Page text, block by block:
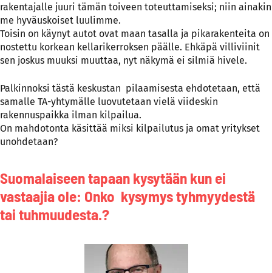
rakentajalle juuri tämän toiveen toteuttamiseksi; niin ainakin
me hyväuskoiset luulimme.
Toisin on käynyt autot ovat maan tasalla ja pikarakenteita on
nostettu korkean kellarikerroksen päälle. Ehkäpä villiviinit
sen joskus muuksi muuttaa, nyt näkymä ei silmiä hivele.
Palkinnoksi tästä keskustan pilaamisesta ehdotetaan, että
samalle TA-yhtymälle luovutetaan vielä viideskin
rakennuspaikka ilman kilpailua.
On mahdotonta käsittää miksi kilpailutus ja omat yritykset
unohdetaan?
Suomalaiseen tapaan kysytään kun ei
vastaajia ole: Onko kysymys tyhmyydestä
tai tuhmuudesta.?